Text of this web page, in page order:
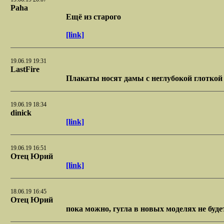
Paha
Ещё из старого
[link]
19.06.19 19:31
LastFire
Плакаты носят дамы с неглубокой глоткой
19.06.19 18:34
dinick
[link]
19.06.19 16:51
Отец Юрий
[link]
18.06.19 16:45
Отец Юрий
пока можно, гугла в новых моделях не